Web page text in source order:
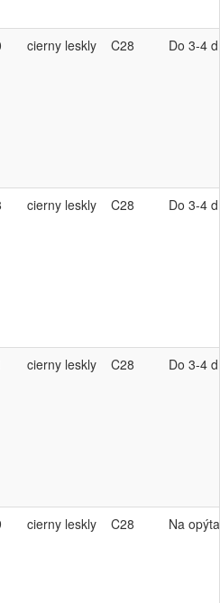
cierny leskly C28 Do 3-4
cierny leskly C28 Do 3-4
cierny leskly C28 Do 3-4
cierny leskly C28 Na